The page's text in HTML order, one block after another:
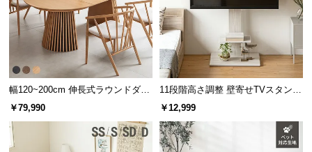
様
お
幅120~200cm 伸長式ラウンドダイ
ニングテーブル 6人掛け 天然木突
￥79,990
11段階高さ調整 壁寄せTVスタンド
キャスター付き 上下左右角度調節
￥12,999